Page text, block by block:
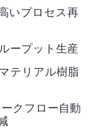
いプロセス再
ープット生産
テリアル樹脂
クフロー自動